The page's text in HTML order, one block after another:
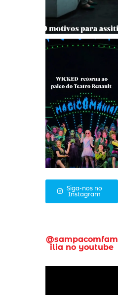
Siga-nos no
Instagram
@sampacomfam
ilia no youtube